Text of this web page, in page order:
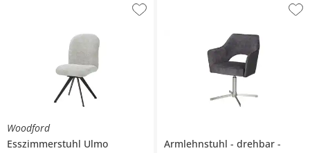
Woodford
Esszimmerstuhl Ulmo
Armlehnstuhl
drehbar